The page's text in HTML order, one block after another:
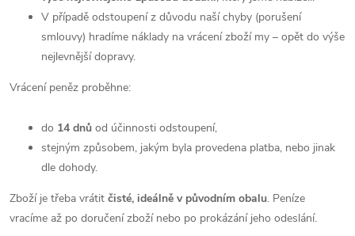
V případě odstoupení z důvodu naší chyby (porušení
smlouvy) hradíme náklady na vrácení zboží my – opět do výše
nejlevnější dopravy.
Vrácení peněz proběhne:
do 14 dnů od účinnosti odstoupení,
stejným způsobem, jakým byla provedena platba, nebo jinak
dle dohody.
Zboží je třeba vrátit čisté, ideálně v původním obalu. Peníze
vracíme až po doručení zboží nebo po prokázání jeho odeslání.